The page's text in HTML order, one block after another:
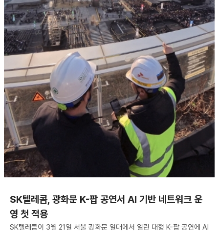
SK텔레콤, 광화문 K-팝 공연서 AI 기반 네트워크 운
영 첫 적용
SK텔레콤이 3월 21일 서울 광화문 일대에서 열린 대형 K-팝 공연에 AI